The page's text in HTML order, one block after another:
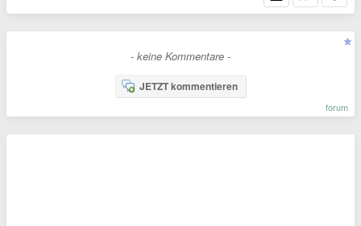
- keine Kommentare -
JETZT kommentieren
forum